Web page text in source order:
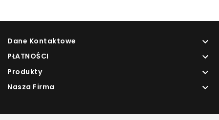
Dane Kontaktowe 
PŁATNOŚCI 
Produkty 
Nasza Firma 